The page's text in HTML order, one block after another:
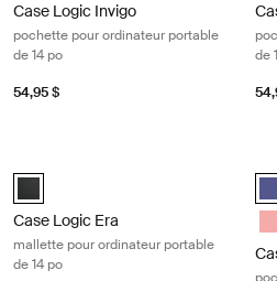
Case Logic Invigo
pochette pour ordinateur portable
de 14 po
54,95 $
de
Case Logic Era 14" Laptop Attaché
Case Logic Era
mallette pour ordinateur portable
de 14 po